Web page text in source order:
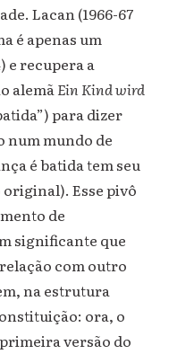
Lacan (1966-67
é apenas um
e recupera a
alemãEin Kind wird
para dizer
num mundo de
é batida tem seu
original). Esse pivô
de
significante que
com outro
na estrutura
ora, o
versão do